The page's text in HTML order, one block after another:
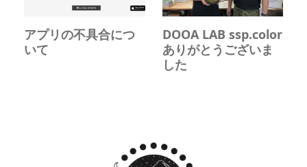
アプリの不具合につ
いて
DOOA LAB ssp.color
ありがとうございま
した